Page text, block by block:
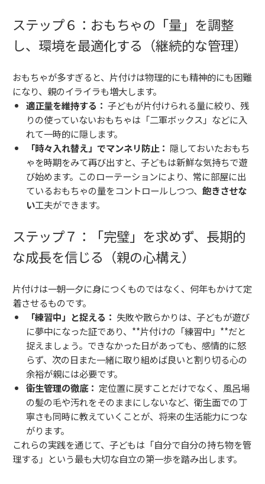
ステップ６：おもちゃの「量」を調整
し、環境を最適化する（継続的な管理）
おもちゃが多すぎると、片付けは物理的にも精神的にも困難
になり、親のイライラも増大します。
適正量を維持する： 子どもが片付けられる量に絞り、残
りの使っていないおもちゃは「二軍ボックス」などに入
れて一時的に隠します。
「時々入れ替え」でマンネリ防止： 隠しておいたおもち
ゃを時期をみて再び出すと、子どもは新鮮な気持ちで遊
び始めます。このローテーションにより、常に部屋に出
ているおもちゃの量をコントロールしつつ、飽きさせな
い工夫ができます。
ステップ７：「完璧」を求めず、長期的
な成長を信じる（親の心構え）
片付けは一朝一夕に身につくものではなく、何年もかけて定
着させるものです。
「練習中」と捉える： 失敗や散らかりは、子どもが遊び
に夢中になった証であり、**片付けの「練習中」**だと
捉えましょう。できなかった日があっても、感情的に怒
らず、次の日また一緒に取り組めば良いと割り切る心の
余裕が親には必要です。
衛生管理の徹底： 定位置に戻すことだけでなく、風呂場
の髪の毛や汚れをそのままにしないなど、衛生面での丁
寧さも同時に教えていくことが、将来の生活能力につな
がります。
これらの実践を通じて、子どもは「自分で自分の持ち物を管
理する」という最も大切な自立の第一歩を踏み出します。